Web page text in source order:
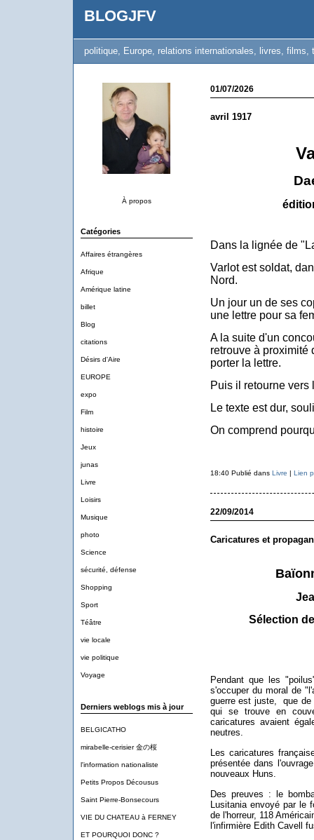
BLOGJFV
politique, Europe, relations internationales, livres, films,
À propos
Catégories
Affaires étrangères
Afrique
Amérique latine
billet
Blog
citations
Désirs d'Aire
EUROPE
expo
Film
histoire
Jeux
junas
Livre
Loisirs
Musique
photo
Science
sécurité, défense
Shopping
Sport
Téâtre
vie locale
vie politique
Voyage
Derniers weblogs mis à jour
BELGICATHO
mirabelle-cerisier 金の桜
l'information nationaliste
Petits Propos Décousus
Saint Pierre-Bonsecours
VIE DU CHATEAU à FERNEY
ET POURQUOI DONC ?
01/07/2026
avril 1917
Dans la lignée de
Varlot est soldat,
Nord.
Un jour un de ses
une lettre pour sa
A la suite d'un
retrouve à proximité
porter la lettre.
Puis il retourne vers
Le texte est dur,
On comprend
18:40 Publié dans Livre | Lien
22/09/2014
Caricatures et
Sélection
Pendant que les
s'occuper du moral de
guerre est juste, que de
qui se trouve en
caricatures avaient
neutres.
Les caricatures
présentée dans
nouveaux Huns.
Des preuves : le
Lusitania envoyé par le
de l'horreur, 118
l'infirmière Edith Cavell